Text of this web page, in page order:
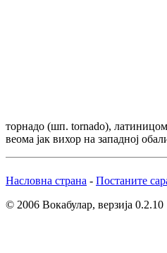
торнадо (шп. tornado),
веома јак вихор на западној
Насловна страна - Постаните
© 2006 Вокабулар, верзија 0.2.10